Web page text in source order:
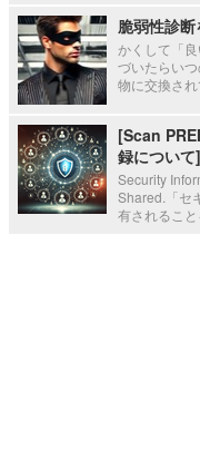
脆弱性診
かくして「
づいたらい
物に交換さ
[Scan
録について]
Security
Shared.「セ
有されること